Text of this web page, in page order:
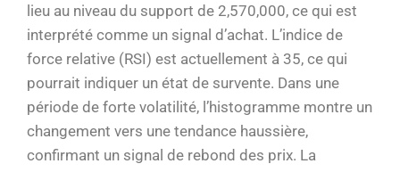
lieu au niveau du support de 2,570,000, ce qui est
interprété comme un signal d’achat. L’indice de
force relative (RSI) est actuellement à 35, ce qui
pourrait indiquer un état de survente. Dans une
période de forte volatilité, l’histogramme montre un
changement vers une tendance haussière,
confirmant un signal de rebond des prix. La